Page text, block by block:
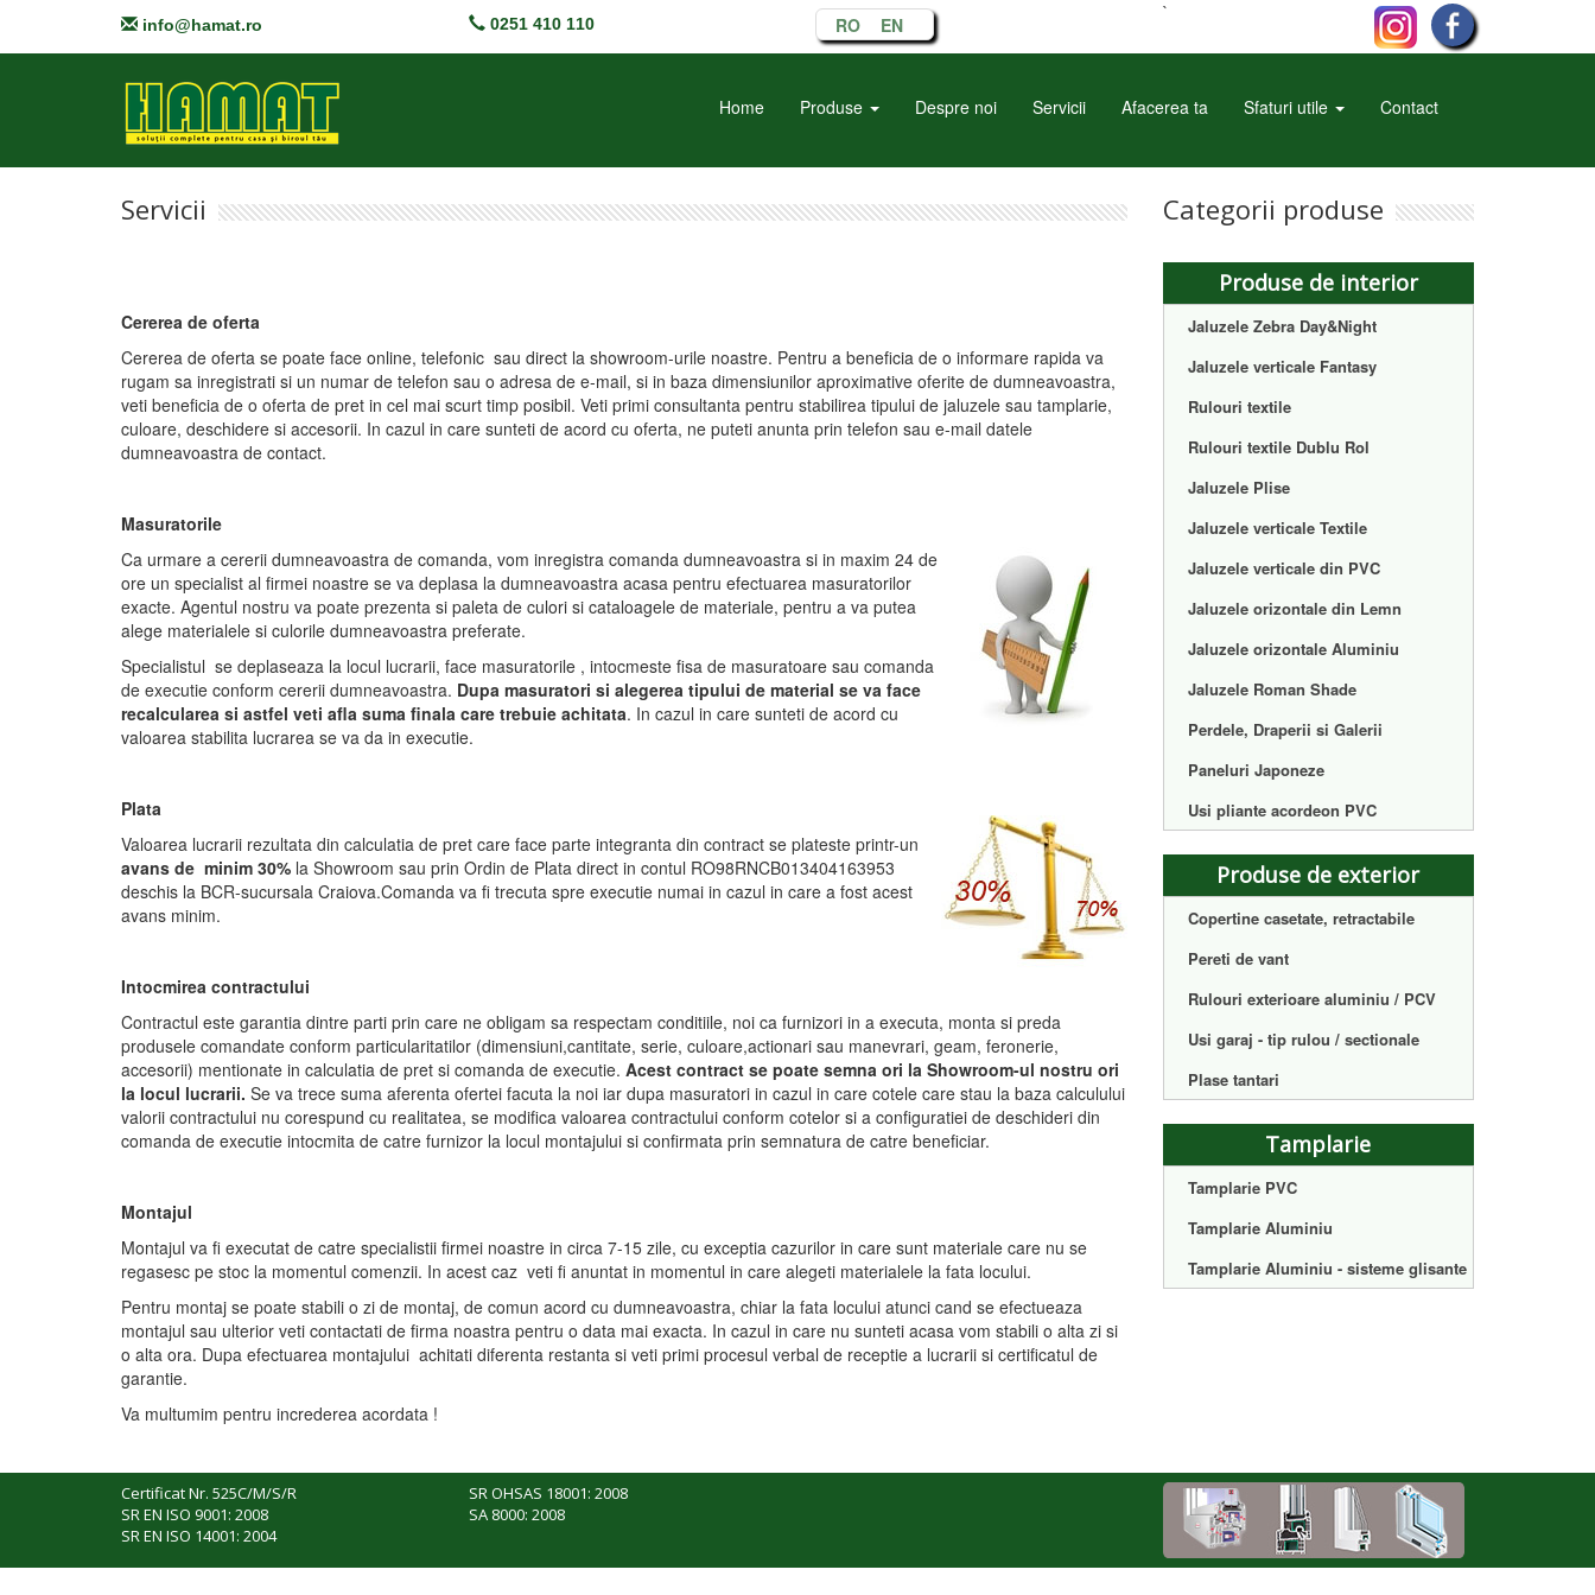
info@hamat.ro 0251 410 110 RO EN
`
Home Produse Despre noi Servicii Afacerea ta Sfaturi utile Contact
Servicii
Cererea de oferta
Cererea de oferta se poate face online, telefonic sau direct la showroom-urile noastre. Pentru a beneficia de o informare rapida va
rugam sa inregistrati si un numar de telefon sau o adresa de e-mail, si in baza dimensiunilor aproximative oferite de dumneavoastra,
veti beneficia de o oferta de pret in cel mai scurt timp posibil. Veti primi consultanta pentru stabilirea tipului de jaluzele sau tamplarie,
culoare, deschidere si accesorii. In cazul in care sunteti de acord cu oferta, ne puteti anunta prin telefon sau e-mail datele
dumneavoastra de contact.
Masuratorile
Ca urmare a cererii dumneavoastra de comanda, vom inregistra comanda dumneavoastra si in maxim 24 de
ore un specialist al firmei noastre se va deplasa la dumneavoastra acasa pentru efectuarea masuratorilor
exacte. Agentul nostru va poate prezenta si paleta de culori si cataloagele de materiale, pentru a va putea
alege materialele si culorile dumneavoastra preferate.
Specialistul se deplaseaza la locul lucrarii, face masuratorile , intocmeste fisa de masuratoare sau comanda
de executie conform cererii dumneavoastra. Dupa masuratori si alegerea tipului de material se va face
recalcularea si astfel veti afla suma finala care trebuie achitata. In cazul in care sunteti de acord cu
valoarea stabilita lucrarea se va da in executie.
Plata
Valoarea lucrarii rezultata din calculatia de pret care face parte integranta din contract se plateste printr-un
avans de minim 30% la Showroom sau prin Ordin de Plata direct in contul RO98RNCB013404163953
deschis la BCR-sucursala Craiova.Comanda va fi trecuta spre executie numai in cazul in care a fost acest
avans minim.
Intocmirea contractului
Contractul este garantia dintre parti prin care ne obligam sa respectam conditiile, noi ca furnizori in a executa, monta si preda
produsele comandate conform particularitatilor (dimensiuni,cantitate, serie, culoare,actionari sau manevrari, geam, feronerie,
accesorii) mentionate in calculatia de pret si comanda de executie. Acest contract se poate semna ori la Showroom-ul nostru ori
la locul lucrarii. Se va trece suma aferenta ofertei facuta la noi iar dupa masuratori in cazul in care cotele care stau la baza calculului
valorii contractului nu corespund cu realitatea, se modifica valoarea contractului conform cotelor si a configuratiei de deschideri din
comanda de executie intocmita de catre furnizor la locul montajului si confirmata prin semnatura de catre beneficiar.
Montajul
Montajul va fi executat de catre specialistii firmei noastre in circa 7-15 zile, cu exceptia cazurilor in care sunt materiale care nu se
regasesc pe stoc la momentul comenzii. In acest caz veti fi anuntat in momentul in care alegeti materialele la fata locului.
Pentru montaj se poate stabili o zi de montaj, de comun acord cu dumneavoastra, chiar la fata locului atunci cand se efectueaza
montajul sau ulterior veti contactati de firma noastra pentru o data mai exacta. In cazul in care nu sunteti acasa vom stabili o alta zi si
o alta ora. Dupa efectuarea montajului achitati diferenta restanta si veti primi procesul verbal de receptie a lucrarii si certificatul de
garantie.
Va multumim pentru increderea acordata !
Categorii produse
Produse de interior
Jaluzele Zebra Day&Night
Jaluzele verticale Fantasy
Rulouri textile
Rulouri textile Dublu Rol
Jaluzele Plise
Jaluzele verticale Textile
Jaluzele verticale din PVC
Jaluzele orizontale din Lemn
Jaluzele orizontale Aluminiu
Jaluzele Roman Shade
Perdele, Draperii si Galerii
Paneluri Japoneze
Usi pliante acordeon PVC
Produse de exterior
Copertine casetate, retractabile
Pereti de vant
Rulouri exterioare aluminiu / PCV
Usi garaj - tip rulou / sectionale
Plase tantari
Tamplarie
Tamplarie PVC
Tamplarie Aluminiu
Tamplarie Aluminiu - sisteme glisante
Certificat Nr. 525C/M/S/R
SR EN ISO 9001: 2008
SR EN ISO 14001: 2004
SR OHSAS 18001: 2008
SA 8000: 2008